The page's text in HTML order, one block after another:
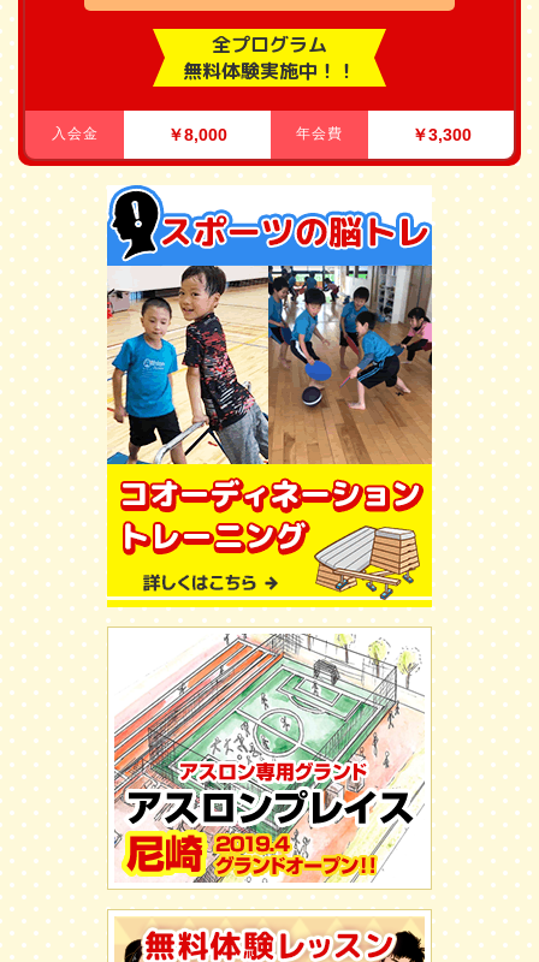
全プログラム
無料体験実施中！！
入会金 ￥8,000 年会費 ￥3,300